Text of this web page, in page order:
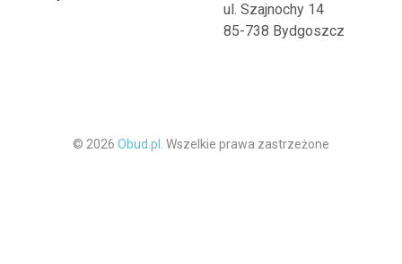
ul. Szajnochy 14
85-738 Bydgoszcz
© 2026 Obud.pl. Wszelkie prawa zastrzeżone